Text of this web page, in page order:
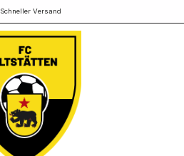
Schneller Versand